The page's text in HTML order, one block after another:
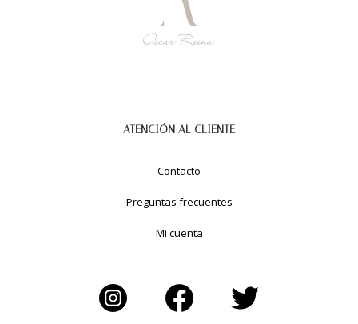
ATENCIÓN AL CLIENTE
Contacto
Preguntas frecuentes
Mi cuenta